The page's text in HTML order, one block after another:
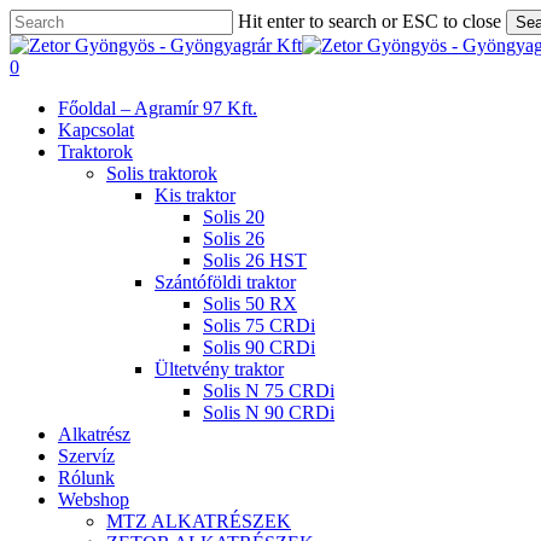
Skip
to
main
Hit enter to search or ESC to close
Close
Search
search
0
Főoldal – Agramír 97 Kft.
Kapcsolat
Traktorok
Solis traktorok
Kis traktor
Solis 20
Solis 26
Solis 26 HST
Szántóföldi traktor
Solis 50 RX
Solis 75 CRDi
Solis 90 CRDi
Ültetvény traktor
Solis N 75 CRDi
Solis N 90 CRDi
Alkatrész
Szervíz
Rólunk
Webshop
MTZ ALKATRÉSZEK